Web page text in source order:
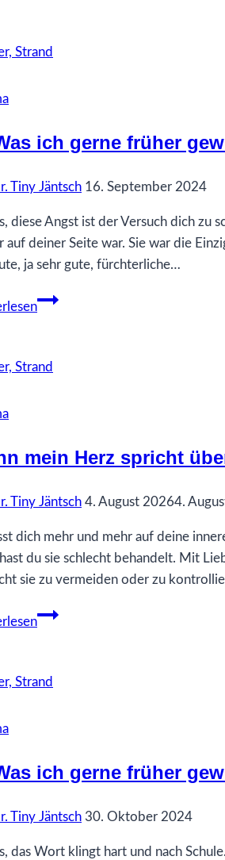
gerne
über
meine
ich gerne früher
Tiny Jäntsch 16. September 2024
diese Angst ist der Versuch dich zu
auf deiner Seite war. Sie war die
ja sehr gute, fürchterliche…
16
gerne
über
Angst
mein Herz spricht
Tiny Jäntsch 4. August 20264.
dich mehr und mehr auf deine
du sie schlecht behandelt. Mit
sie zu vermeiden oder zu
Wenn
spricht
ich gerne früher
Tiny Jäntsch 30. Oktober 2024
das Wort klingt hart und nach